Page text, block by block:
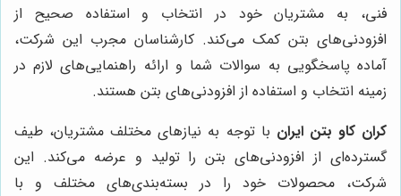
فنی، به مشتریان خود در انتخاب و استفاده صحیح از
افزودنی‌های بتن کمک می‌کند. کارشناسان مجرب این شرکت،
آماده پاسخگویی به سوالات شما و ارائه راهنمایی‌های لازم در
زمینه انتخاب و استفاده از افزودنی‌های بتن هستند.
کران کاو بتن ایران با توجه به نیازهای مختلف مشتریان، طیف
گسترده‌ای از افزودنی‌های بتن را تولید و عرضه می‌کند. این
شرکت، محصولات خود را در بسته‌بندی‌های مختلف و با